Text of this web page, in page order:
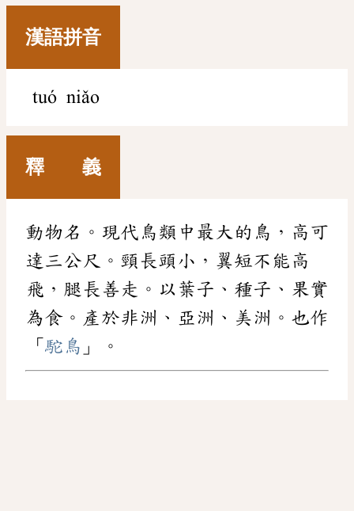
漢語拼音
tuó niǎo
釋 義
動物名。現代鳥類中最大的鳥，高可
達三公尺。頸長頭小，翼短不能高
飛，腿長善走。以葉子、種子、果實
為食。產於非洲、亞洲、美洲。也作
「 駝鳥 」。